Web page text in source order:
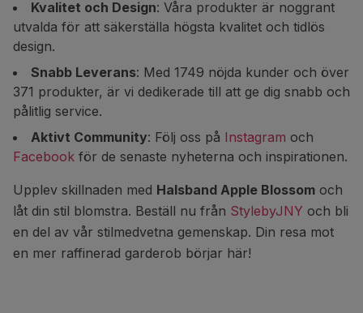
Kvalitet och Design: Våra produkter är noggrant
utvalda för att säkerställa högsta kvalitet och tidlös
design.
Snabb Leverans: Med 1749 nöjda kunder och över
371 produkter, är vi dedikerade till att ge dig snabb och
pålitlig service.
Aktivt Community: Följ oss på Instagram och
Facebook för de senaste nyheterna och inspirationen.
Upplev skillnaden med Halsband Apple Blossom och
låt din stil blomstra. Beställ nu från StylebyJNY och bli
en del av vår stilmedvetna gemenskap. Din resa mot
en mer raffinerad garderob börjar här!